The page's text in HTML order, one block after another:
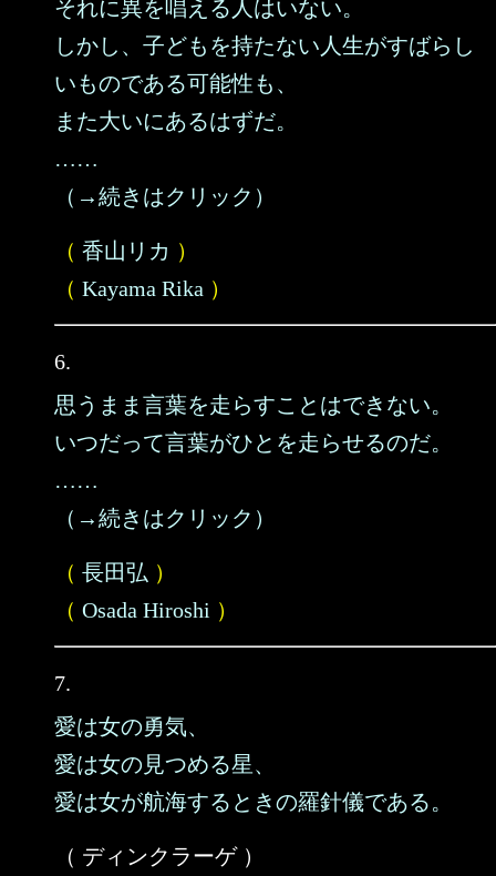
それに異を唱える人はいない。
しかし、子どもを持たない人生がすばらし
いものである可能性も、
また大いにあるはずだ。
……
（→続きはクリック）
（ 香山リカ ）
（ Kayama Rika ）
6.
思うまま言葉を走らすことはできない。
いつだって言葉がひとを走らせるのだ。
……
（→続きはクリック）
（ 長田弘 ）
（ Osada Hiroshi ）
7.
愛は女の勇気、
愛は女の見つめる星、
愛は女が航海するときの羅針儀である。
（ ディンクラーゲ ）